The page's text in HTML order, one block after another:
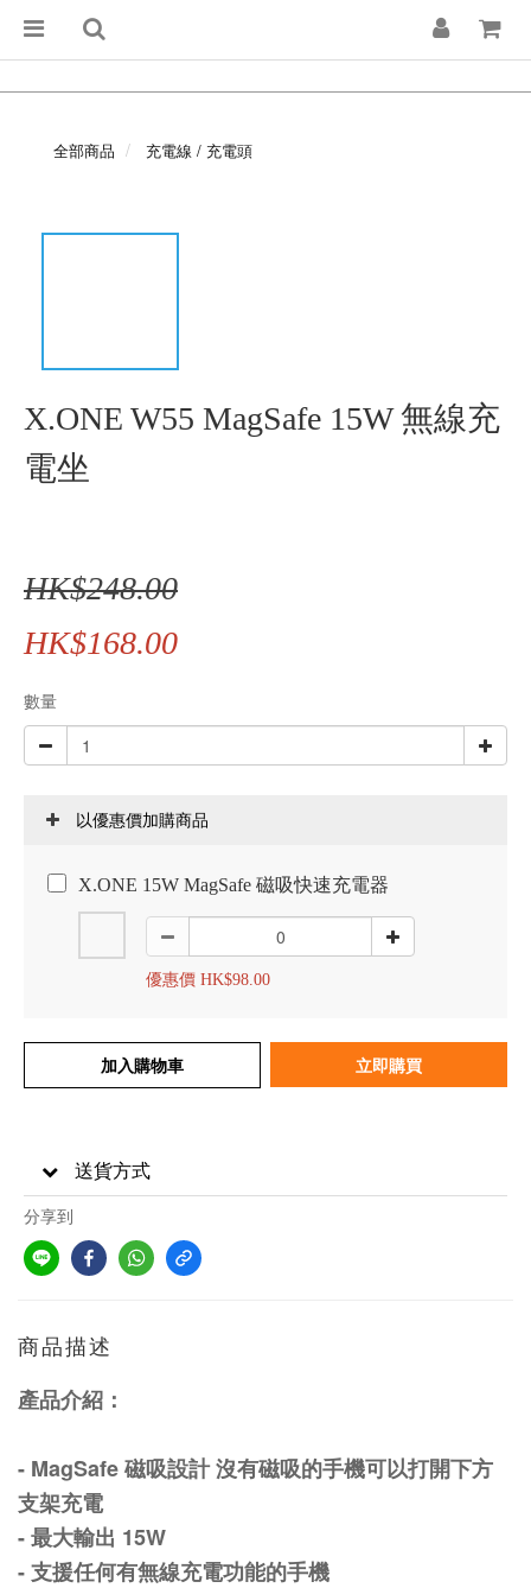
全部商品 充電線 / 充電頭
X.ONE W55 MagSafe 15W 無線充
電坐
HK$248.00
HK$168.00
數量
以優惠價加購商品
X.ONE 15W MagSafe 磁吸快速充電器
優惠價 HK$98.00
加入購物車 立即購買
送貨方式
分享到
商品描述
產品介紹：
- MagSafe 磁吸設計 沒有磁吸的手機可以打開下方
支架充電
- 最大輸出 15W
- 支援任何有無線充電功能的手機